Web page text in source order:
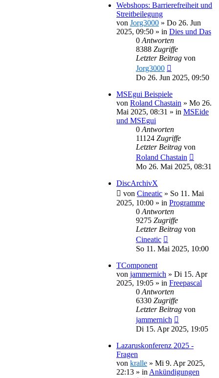
Webshops: Barrierefreiheit und
Streitbeilegung
von Jorg3000 » Do 26. Jun
2025, 09:50 » in Dies und Das
0 Antworten
8388 Zugriffe
Letzter Beitrag von
Jorg3000
Do 26. Jun 2025, 09:50
MSEgui Beispiele
von Roland Chastain » Mo 26.
Mai 2025, 08:31 » in MSEide
und MSEgui
0 Antworten
11124 Zugriffe
Letzter Beitrag von
Roland Chastain
Mo 26. Mai 2025, 08:31
DiscArchivX
von Cineatic » So 11. Mai
2025, 10:00 » in Programme
0 Antworten
9275 Zugriffe
Letzter Beitrag von
Cineatic
So 11. Mai 2025, 10:00
TComponent
von jammernich » Di 15. Apr
2025, 19:05 » in Freepascal
0 Antworten
6330 Zugriffe
Letzter Beitrag von
jammernich
Di 15. Apr 2025, 19:05
Lazaruskonferenz 2025 -
Fragen
von kralle » Mi 9. Apr 2025,
22:13 » in Ankündigungen